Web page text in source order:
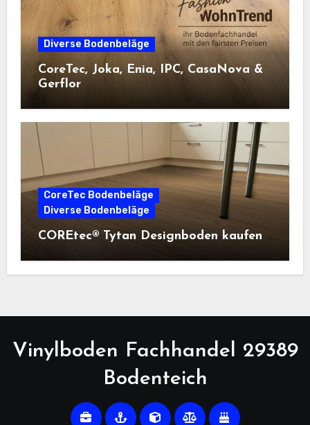
Diverse Bodenbeläge
CoreTec, Joka, Enia, IPC, CasaNova &
Gerflor
CoreTec Bodenbeläge
Diverse Bodenbeläge
COREtec® Tytan Designboden kaufen
Vinylboden Fachhandel 29389
Bodenteich